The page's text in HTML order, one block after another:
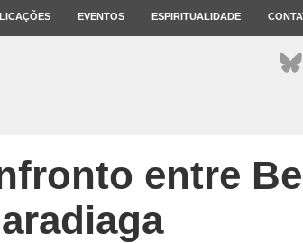
EVENTOS ESPIRITUALIDADE
entre